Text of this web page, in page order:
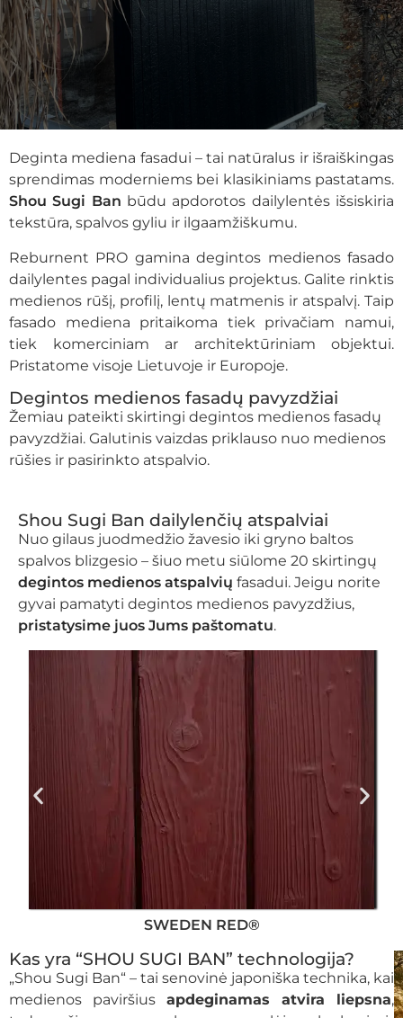
Deginta mediena fasadui – tai natūralus ir išraiškingas
sprendimas moderniems bei klasikiniams pastatams.
Shou Sugi Ban būdu apdorotos dailylentės išsiskiria
tekstūra, spalvos gyliu ir ilgaamžiškumu.
Reburnent PRO gamina degintos medienos fasado
dailylentes pagal individualius projektus. Galite rinktis
medienos rūšį, profilį, lentų matmenis ir atspalvį. Taip
fasado mediena pritaikoma tiek privačiam namui,
tiek komerciniam ar architektūriniam objektui.
Pristatome visoje Lietuvoje ir Europoje.
Degintos medienos fasadų pavyzdžiai
Žemiau pateikti skirtingi degintos medienos fasadų
pavyzdžiai. Galutinis vaizdas priklauso nuo medienos
rūšies ir pasirinkto atspalvio.
Shou Sugi Ban dailylenčių atspalviai
Nuo gilaus juodmedžio žavesio iki gryno baltos
spalvos blizgesio – šiuo metu siūlome 20 skirtingų
degintos medienos atspalvių fasadui. Jeigu norite
gyvai pamatyti degintos medienos pavyzdžius,
pristatysime juos Jums paštomatu.
SWEDEN RED®
Kas yra “SHOU SUGI BAN” technologija?
„Shou Sugi Ban“ – tai senovinė japoniška technika, kai
medienos paviršius apdeginamas atvira liepsna,